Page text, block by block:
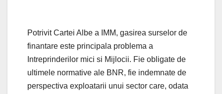
Potrivit Cartei Albe a IMM, gasirea surselor de
finantare este principala problema a
Intreprinderilor mici si Mijlocii. Fie obligate de
ultimele normative ale BNR, fie indemnate de
perspectiva exploatarii unui sector care, odata